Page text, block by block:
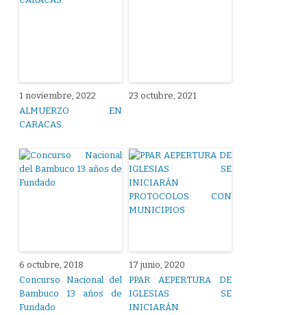
1 noviembre, 2022
ALMUERZO EN
CARACAS.
23 octubre, 2021
6 octubre, 2018
Concurso Nacional del
Bambuco 13 años de
Fundado
17 junio, 2020
PPAR AEPERTURA DE
IGLESIAS SE
INICIARÁN